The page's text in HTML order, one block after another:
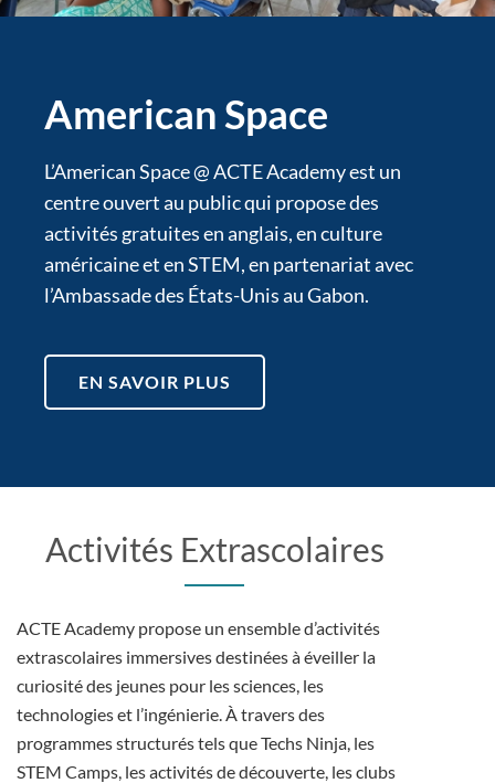
American Space
L’American Space @ ACTE Academy est un
centre ouvert au public qui propose des
activités gratuites en anglais, en culture
américaine et en STEM, en partenariat avec
l’Ambassade des États-Unis au Gabon.
EN SAVOIR PLUS
Activités Extrascolaires
ACTE Academy propose un ensemble d’activités
extrascolaires immersives destinées à éveiller la
curiosité des jeunes pour les sciences, les
technologies et l’ingénierie. À travers des
programmes structurés tels que Techs Ninja, les
STEM Camps, les activités de découverte, les clubs